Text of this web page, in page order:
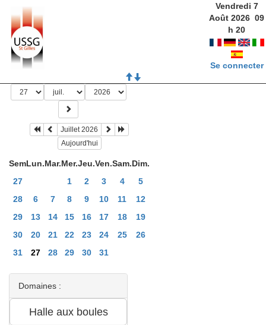
Vendredi 7
Août 2026 09
h20
Se connecter
Juillet 2026
Aujourd'hui
SemLun.Mar.Mer.Jeu.Ven.Sam.Dim.
27
1 2 3 4
5
28
6 7 8 9 10 11
12
29
13 14 15 16 17 18
19
30
20 21 22 23 24 25
26
31
27 28 29 30 31
Domaines :